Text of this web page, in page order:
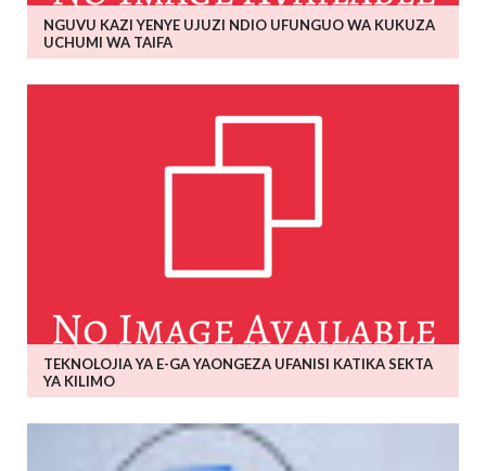
NGUVU KAZI YENYE UJUZI NDIO UFUNGUO WA KUKUZA
UCHUMI WA TAIFA
TEKNOLOJIA YA E-GA YAONGEZA UFANISI KATIKA SEKTA
YA KILIMO